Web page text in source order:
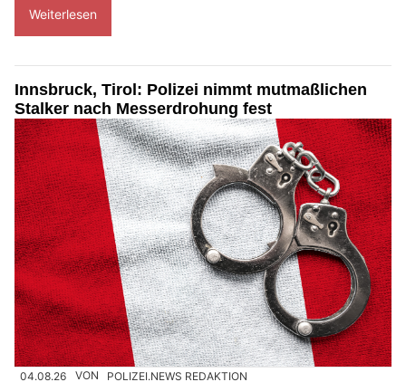
Weiterlesen
Innsbruck, Tirol: Polizei nimmt mutmaßlichen
Stalker nach Messerdrohung fest
04.08.26 VON POLIZEI.NEWS REDAKTION